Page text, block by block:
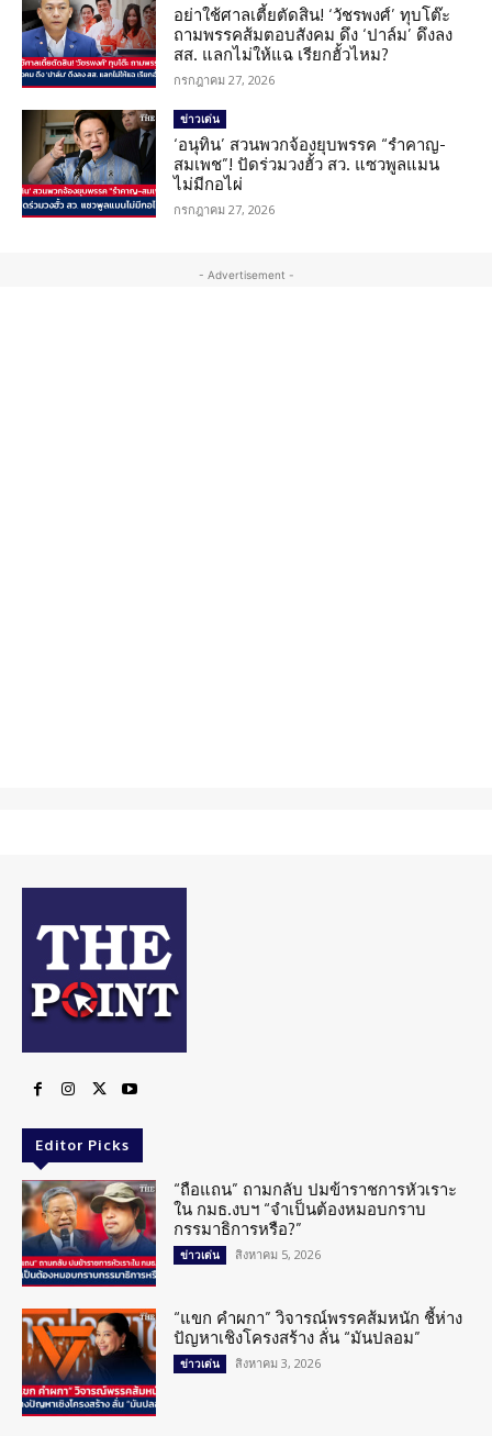
อย่าใช้ศาลเตี้ยตัดสิน! ‘วัชรพงศ์’ ทุบโต๊ะ
ถามพรรคส้มตอบสังคม ดึง ‘ปาล์ม’ ดึงลง
สส. แลกไม่ให้แฉ เรียกฮั้วไหม?
กรกฎาคม 27, 2026
ข่าวเด่น
‘อนุทิน’ สวนพวกจ้องยุบพรรค “รำคาญ-
สมเพช”! ปัดร่วมวงฮั้ว สว. แซวพูลแมน
ไม่มีกอไผ่
กรกฎาคม 27, 2026
- Advertisement -
Editor Picks
“ถือแถน” ถามกลับ ปมข้าราชการหัวเราะ
ใน กมธ.งบฯ “จำเป็นต้องหมอบกราบ
กรรมาธิการหรือ?”
ข่าวเด่น สิงหาคม 5, 2026
“แขก คำผกา” วิจารณ์พรรคส้มหนัก ชี้ห่าง
ปัญหาเชิงโครงสร้าง ลั่น “มันปลอม”
ข่าวเด่น สิงหาคม 3, 2026